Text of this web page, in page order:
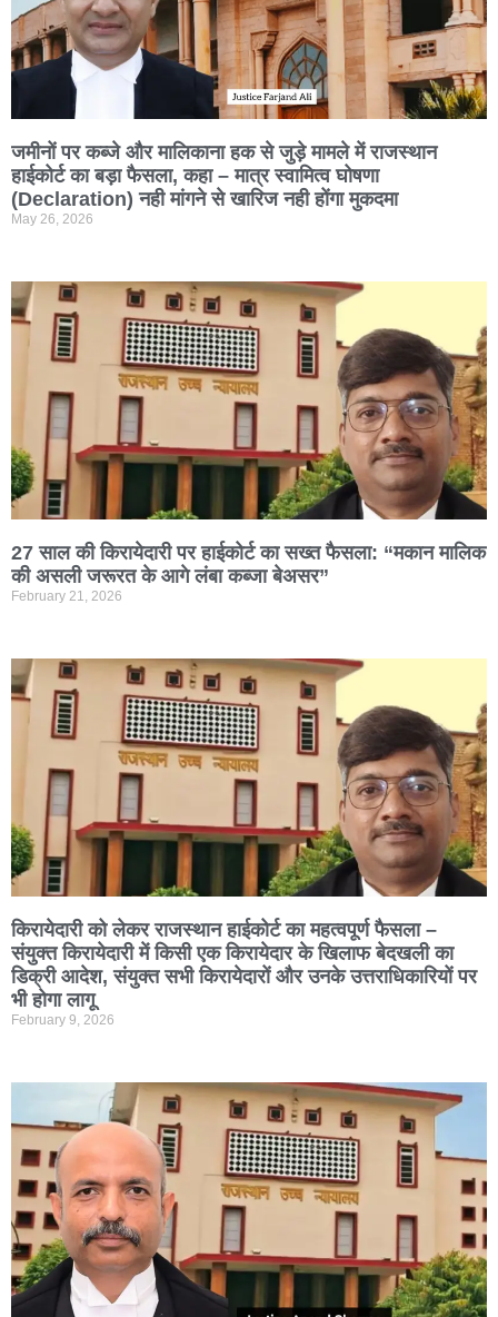
जमीनों पर कब्जे और मालिकाना हक से जुड़े मामले में राजस्थान
हाईकोर्ट का बड़ा फैसला, कहा – मात्र स्वामित्व घोषणा
(Declaration) नही मांगने से खारिज नही होंगा मुकदमा
May 26, 2026
27 साल की किरायेदारी पर हाईकोर्ट का सख्त फैसला: “मकान मालिक
की असली जरूरत के आगे लंबा कब्जा बेअसर”
February 21, 2026
किरायेदारी को लेकर राजस्थान हाईकोर्ट का महत्वपूर्ण फैसला –
संयुक्त किरायेदारी में किसी एक किरायेदार के खिलाफ बेदखली का
डिक्री आदेश, संयुक्त सभी किरायेदारों और उनके उत्तराधिकारियों पर
भी होगा लागू
February 9, 2026